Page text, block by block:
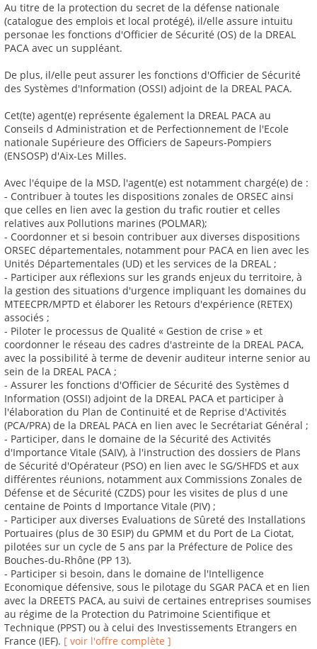
Au titre de la protection du secret de la défense nationale
(catalogue des emplois et local protégé), il/elle assure intuitu
personae les fonctions d'Officier de Sécurité (OS) de la DREAL
PACA avec un suppléant.
De plus, il/elle peut assurer les fonctions d'Officier de Sécurité
des Systèmes d'Information (OSSI) adjoint de la DREAL PACA.
Cet(te) agent(e) représente également la DREAL PACA au
Conseils d Administration et de Perfectionnement de l'Ecole
nationale Supérieure des Officiers de Sapeurs-Pompiers
(ENSOSP) d'Aix-Les Milles.
Avec l'équipe de la MSD, l'agent(e) est notamment chargé(e) de :
- Contribuer à toutes les dispositions zonales de ORSEC ainsi
que celles en lien avec la gestion du trafic routier et celles
relatives aux Pollutions marines (POLMAR);
- Coordonner et si besoin contribuer aux diverses dispositions
ORSEC départementales, notamment pour PACA en lien avec les
Unités Départementales (UD) et les services de la DREAL ;
- Participer aux réflexions sur les grands enjeux du territoire, à
la gestion des situations d'urgence impliquant les domaines du
MTEECPR/MPTD et élaborer les Retours d'expérience (RETEX)
associés ;
- Piloter le processus de Qualité « Gestion de crise » et
coordonner le réseau des cadres d'astreinte de la DREAL PACA,
avec la possibilité à terme de devenir auditeur interne senior au
sein de la DREAL PACA ;
- Assurer les fonctions d'Officier de Sécurité des Systèmes d
Information (OSSI) adjoint de la DREAL PACA et participer à
l'élaboration du Plan de Continuité et de Reprise d'Activités
(PCA/PRA) de la DREAL PACA en lien avec le Secrétariat Général ;
- Participer, dans le domaine de la Sécurité des Activités
d'Importance Vitale (SAIV), à l'instruction des dossiers de Plans
de Sécurité d'Opérateur (PSO) en lien avec le SG/SHFDS et aux
différentes réunions, notamment aux Commissions Zonales de
Défense et de Sécurité (CZDS) pour les visites de plus d une
centaine de Points d Importance Vitale (PIV) ;
- Participer aux diverses Evaluations de Sûreté des Installations
Portuaires (plus de 30 ESIP) du GPMM et du Port de La Ciotat,
pilotées sur un cycle de 5 ans par la Préfecture de Police des
Bouches-du-Rhône (PP 13).
- Participer si besoin, dans le domaine de l'Intelligence
Economique défensive, sous le pilotage du SGAR PACA et en lien
avec la DREETS PACA, au suivi de certaines entreprises soumises
au régime de la Protection du Patrimoine Scientifique et
Technique (PPST) ou à celui des Investissements Etrangers en
France (IEF). [ voir l'offre complète ]